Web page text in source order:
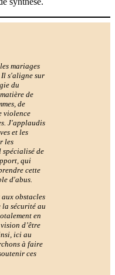
mariages
Il s'aligne sur
du
de
de
violence
J'applaudis
et les
les
spécialisé de
qui
cette
d'abus.
aux obstacles
sécurité au
en
d’être
ici au
à faire
ces